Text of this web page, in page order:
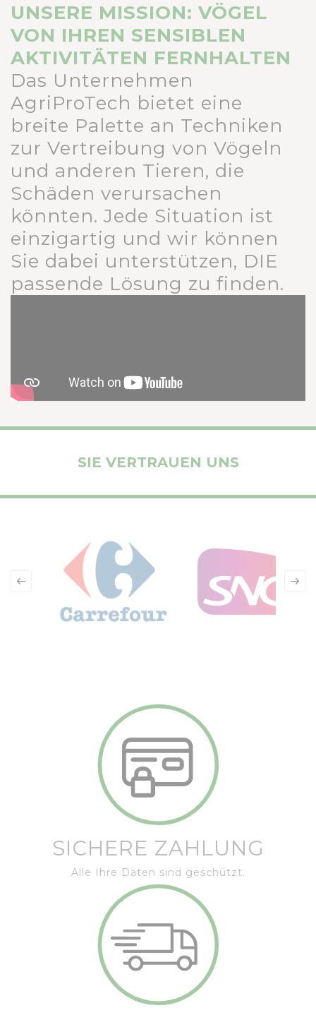
UNSERE MISSION: VÖGEL
VON IHREN SENSIBLEN
AKTIVITÄTEN FERNHALTEN
Das Unternehmen
AgriProTech bietet eine
breite Palette an Techniken
zur Vertreibung von Vögeln
und anderen Tieren, die
Schäden verursachen
könnten. Jede Situation ist
einzigartig und wir können
Sie dabei unterstützen, DIE
passende Lösung zu finden.
SIE VERTRAUEN UNS
SICHERE ZAHLUNG
Alle Ihre Daten sind geschützt.